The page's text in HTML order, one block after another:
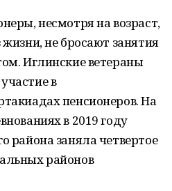
несмотря на возраст,
не бросают занятия
Иглинские ветераны
в
пенсионеров. На
в 2019 году
района заняла четвертое
районов